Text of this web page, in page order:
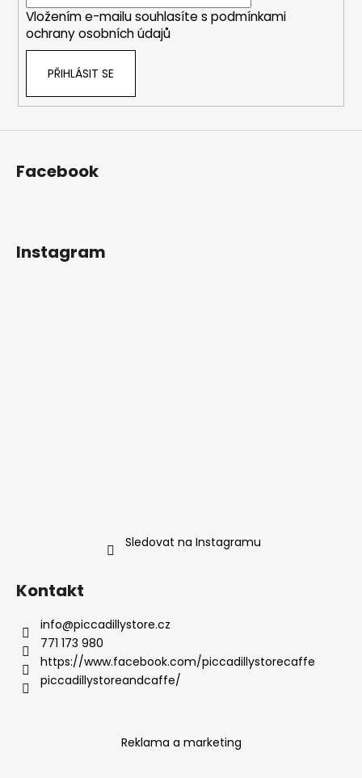
Vložením e-mailu souhlasíte s podmínkami
ochrany osobních údajů
PŘIHLÁSIT SE
Facebook
Instagram
Sledovat na Instagramu
Kontakt
info@piccadillystore.cz
771 173 980
https://www.facebook.com/piccadillystorecaffe
piccadillystoreandcaffe/
Reklama a marketing